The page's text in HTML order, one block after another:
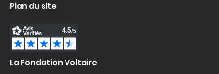
Plan du site
La Fondation Voltaire